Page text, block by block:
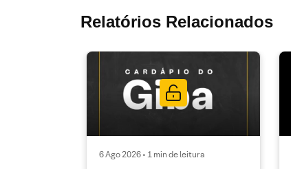
Relatórios Relacionados
6 Ago 2026 • 1 min de leitura